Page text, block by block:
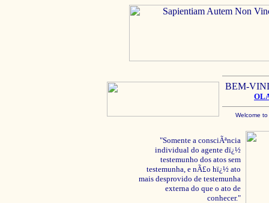
BEM-
Welcome
"Somente a consciÃªncia
individual do agente dï¿½
testemunho dos atos sem
testemunha, e nÃ£o hï¿½ ato
mais desprovido de testemunha
externa do que o ato de
conhecer."